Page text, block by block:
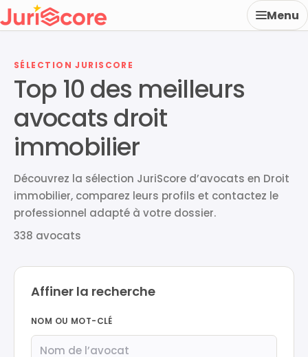
Menu
SÉLECTION JURISCORE
Top 10 des meilleurs
avocats droit
immobilier
Découvrez la sélection JuriScore d’avocats en Droit
immobilier, comparez leurs profils et contactez le
professionnel adapté à votre dossier.
338 avocats
Affiner la recherche
NOM OU MOT-CLÉ